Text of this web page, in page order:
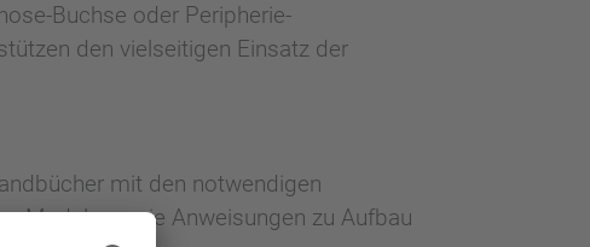
Buchse oder Peripherie-
den vielseitigen Einsatz der
mit den notwendigen
Module sowie Anweisungen zu Aufbau